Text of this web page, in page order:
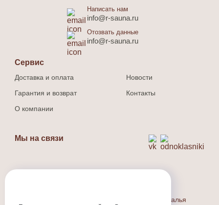
Написать нам
info@r-sauna.ru
Отозвать данные
info@r-sauna.ru
Сервис
Доставка и оплата
Гарантия и возврат
О компании
Новости
Контакты
Мы на связи
Индивидуальный предприниматель Людина Наталья